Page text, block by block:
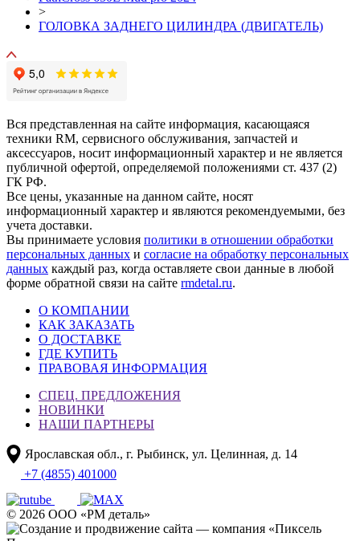
>
ГОЛОВКА ЗАДНЕГО ЦИЛИНДРА (ДВИГАТЕЛЬ)
Вся представленная на сайте информация, касающаяся
техники RM, сервисного обслуживания, запчастей и
аксессуаров, носит информационный характер и не является
публичной офертой, определяемой положениями ст. 437 (2)
ГК РФ.
Все цены, указанные на данном сайте, носят
информационный характер и являются рекомендуемыми, без
учета доставки.
Вы принимаете условия политики в отношении обработки
персональных данных и согласие на обработку персональных
данных каждый раз, когда оставляете свои данные в любой
форме обратной связи на сайте rmdetal.ru.
О КОМПАНИИ
КАК ЗАКАЗАТЬ
О ДОСТАВКЕ
ГДЕ КУПИТЬ
ПРАВОВАЯ ИНФОРМАЦИЯ
СПЕЦ. ПРЕДЛОЖЕНИЯ
НОВИНКИ
НАШИ ПАРТНЕРЫ
Ярославская обл., г. Рыбинск, ул. Целинная, д. 14
+7 (4855) 401000
© 2026 ООО «РМ деталь»